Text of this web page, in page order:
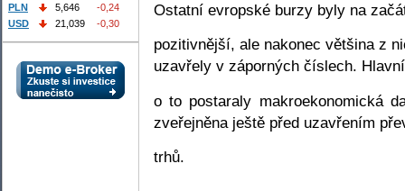
Ostatní evropské burzy byly na
pozitivnější, ale nakonec většina z
uzavřely v záporných číslech.
o to postaraly makroekonomická
zveřejněna ještě před uzavřením
trhů.
PLN
5,646
-0,24
USD
21,039 -0,30